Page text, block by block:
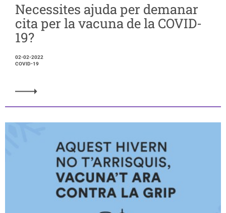
Necessites ajuda per demanar
cita per la vacuna de la COVID-
19?
02-02-2022
COVID-19